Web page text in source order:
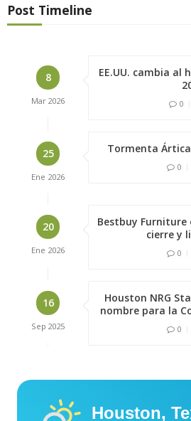
Post Timeline
8
Mar 2026
EE.UU. cambia al
0
25
Ene 2026
Tormenta
0
20
Ene 2026
Bestbuy Furniture
cierre y
0
16
Sep 2025
Houston NRG
nombre para la
0
Houston,